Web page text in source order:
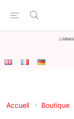
Accueil Boutique